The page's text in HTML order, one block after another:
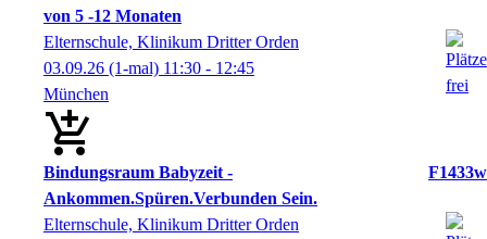
von 5 -12 Monaten
Elternschule, Klinikum Dritter Orden
03.09.26 (1-mal) 11:30 - 12:45
München
Bindungsraum Babyzeit -
Ankommen.Spüren.Verbunden Sein.
F1433w
Elternschule, Klinikum Dritter Orden